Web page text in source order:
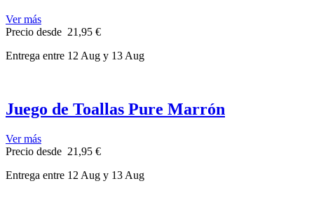
Ver más
Precio desde 21,95 €
Entrega entre 12 Aug y 13 Aug
Juego de Toallas Pure Marrón
Ver más
Precio desde 21,95 €
Entrega entre 12 Aug y 13 Aug